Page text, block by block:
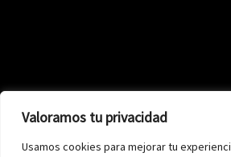
Valoramos tu privacidad
Usamos cookies para mejorar tu